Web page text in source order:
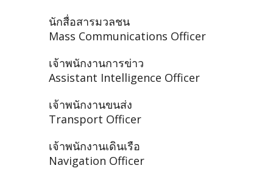
นักสื่อสารมวลชน
Mass Communications Officer
เจ้าพนักงานการข่าว
Assistant Intelligence Officer
เจ้าพนักงานขนส่ง
Transport Officer
เจ้าพนักงานเดินเรือ
Navigation Officer